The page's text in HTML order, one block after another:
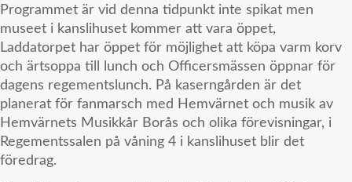
Programmet är vid denna tidpunkt inte spikat men
museet i kanslihuset kommer att vara öppet,
Laddatorpet har öppet för möjlighet att köpa varm korv
och ärtsoppa till lunch och Officersmässen öppnar för
dagens regementslunch. På kaserngården är det
planerat för fanmarsch med Hemvärnet och musik av
Hemvärnets Musikkår Borås och olika förevisningar, i
Regementssalen på våning 4 i kanslihuset blir det
föredrag.